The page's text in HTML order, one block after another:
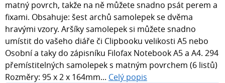
matný povrch, takže na ně můžete snadno psát perem a
fixami. Obsahuje: šest archů samolepek se dvěma
hravými vzory. Aršíky samolepek si můžete snadno
umístit do vašeho diáře či Clipbooku velikosti A5 nebo
Osobní a taky do zápisníku Filofax Notebook A5 a A4. 294
přemístitelných samolepek s matným povrchem (6 listů)
Rozměry: 95 x 2 x 164mm... Celý popis